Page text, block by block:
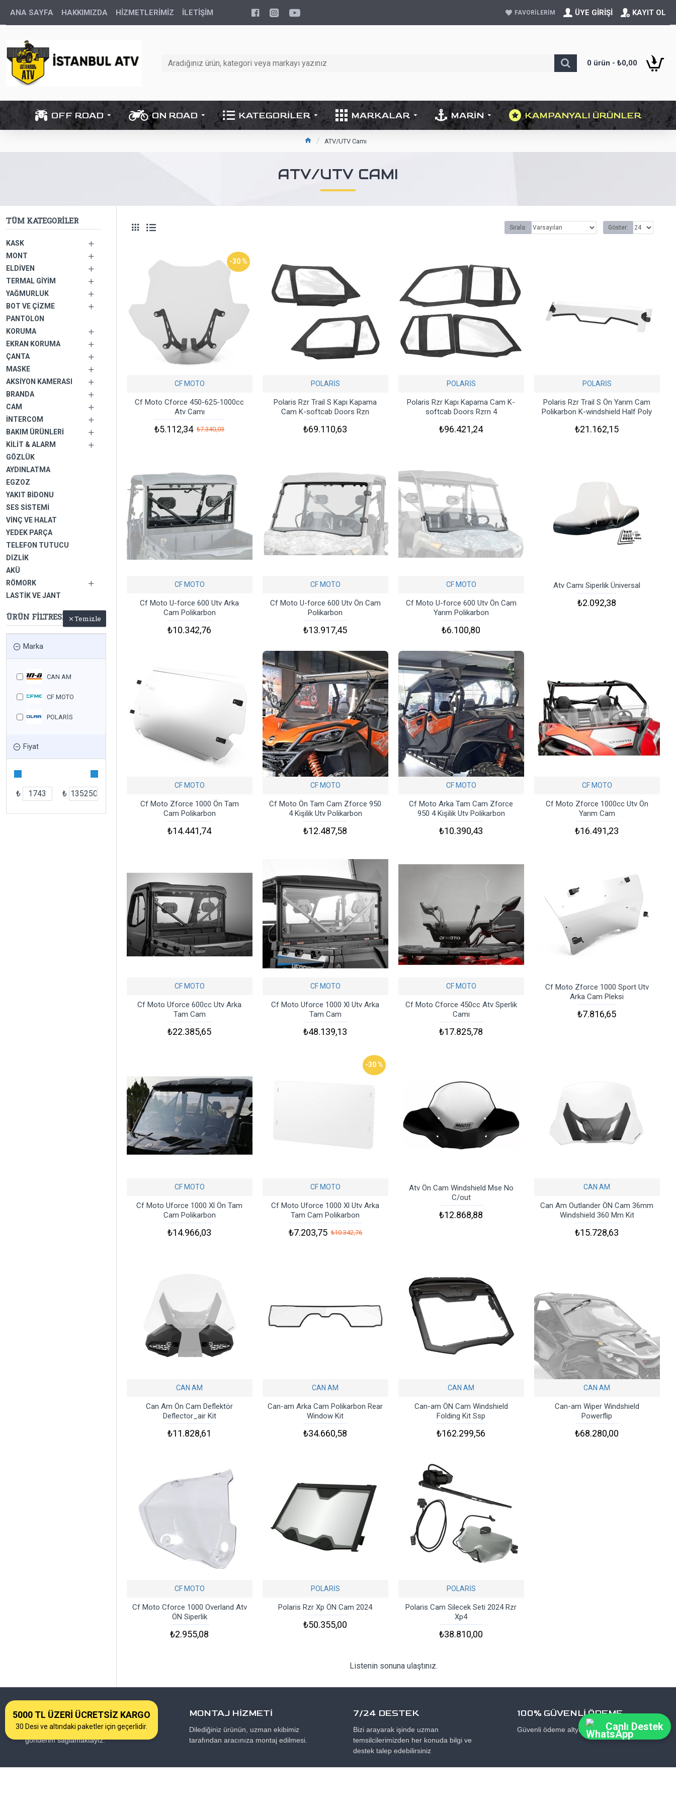
ANA SAYFA HAKKIMIZDA HİZMETLERİMİZ İLETIŞIM FAVORILERIM ÜYE GIRIŞI KAYIT OL
0 ürün - ₺0,00
OFF ROAD ON ROAD KATEGORILER MARKALAR MARIN KAMPANYALI ÜRÜNLER
ATV/UTV Camı
ATV/UTV CAMI
TÜM KATEGORILER
KASK
MONT
ELDIVEN
TERMAL GIYIM
YAĞMURLUK
BOT VE ÇIZME
PANTOLON
KORUMA
EKRAN KORUMA
ÇANTA
MASKE
AKSIYON KAMERASI
BRANDA
CAM
İNTERCOM
BAKIM ÜRÜNLERI
KILIT & ALARM
GÖZLÜK
AYDINLATMA
EGZOZ
YAKIT BIDONU
SES SISTEMI
VINÇ VE HALAT
YEDEK PARÇA
TELEFON TUTUCU
DIZLIK
AKÜ
RÖMORK
LASTIK VE JANT
ÜRÜN FILTRESI Temizle
Fiyat
₺ ₺
Marka
CAN AM
CF MOTO
POLARİS
Sırala: Göster:
-30 %
CF MOTO
Cf Moto Cforce 450-625-1000cc
Atv Camı
₺5.112,34 ₺7.340,03
POLARİS
Polaris Rzr Trail S Kapı Kapama
Cam K-softcab Doors Rzn
₺69.110,63
POLARİS
Polaris Rzr Kapı Kapama Cam K-
softcab Doors Rzrn 4
₺96.421,24
POLARİS
Polaris Rzr Trail S Ön Yarım Cam
Polikarbon K-windshield Half Poly
₺21.162,15
CF MOTO
Cf Moto U-force 600 Utv Arka
Cam Polikarbon
₺10.342,76
CF MOTO
Cf Moto U-force 600 Utv Ön Cam
Polikarbon
₺13.917,45
CF MOTO
Cf Moto U-force 600 Utv Ön Cam
Yarım Polikarbon
₺6.100,80
Atv Camı Siperlik Üniversal
₺2.092,38
CF MOTO
Cf Moto Zforce 1000 Ön Tam
Cam Polikarbon
₺14.441,74
CF MOTO
Cf Moto Ön Tam Cam Zforce 950
4 Kişilik Utv Polikarbon
₺12.487,58
CF MOTO
Cf Moto Arka Tam Cam Zforce
950 4 Kişilik Utv Polikarbon
₺10.390,43
CF MOTO
Cf Moto Zforce 1000cc Utv Ön
Yarım Cam
₺16.491,23
CF MOTO
Cf Moto Uforce 600cc Utv Arka
Tam Cam
₺22.385,65
CF MOTO
Cf Moto Uforce 1000 Xl Utv Arka
Tam Cam
₺48.139,13
CF MOTO
Cf Moto Cforce 450cc Atv Sperlik
Camı
₺17.825,78
Cf Moto Zforce 1000 Sport Utv
Arka Cam Pleksi
₺7.816,65
CF MOTO
Cf Moto Uforce 1000 Xl Ön Tam
Cam Polikarbon
₺14.966,03
-30 %
CF MOTO
Cf Moto Uforce 1000 Xl Utv Arka
Tam Cam Polikarbon
₺7.203,75 ₺10.342,76
Atv Ön Cam Windshield Mse No
C/out
₺12.868,88
CAN AM
Can Am Outlander ÖN Cam 36mm
Windshield 360 Mm Kit
₺15.728,63
CAN AM
Can Am Ön Cam Deflektör
Deflector_air Kit
₺11.828,61
CAN AM
Can-am Arka Cam Polikarbon Rear
Window Kit
₺34.660,58
CAN AM
Can-am ÖN Cam Windshield
Folding Kit Ssp
₺162.299,56
CAN AM
Can-am Wiper Windshield
Powerflip
₺68.280,00
CF MOTO
Cf Moto Cforce 1000 Overland Atv
ÖN Siperlik
₺2.955,08
POLARİS
Polaris Rzr Xp ÖN Cam 2024
₺50.355,00
POLARİS
Polaris Cam Silecek Seti 2024 Rzr
Xp4
₺38.810,00
Listenin sonuna ulaştınız.
KARGO
Türkiye’nin her iline anlaşmalı kargo ile
gönderim sağlamaktayız.
MONTAJ HİZMETİ
Dilediğiniz ürünün, uzman ekibimiz
tarafından aracınıza montaj edilmesi.
7/24 DESTEK
Bizi arayarak işinde uzman
temsilcilerimizden her konuda bilgi ve
destek talep edebilirsiniz
100% GÜVENLİ ÖDEME
Güvenli ödeme altyapısı kullanıyoruz.
5000 TL ÜZERİ ÜCRETSİZ KARGO
30 Desi ve altındaki paketler için geçerlidir. Canlı Destek